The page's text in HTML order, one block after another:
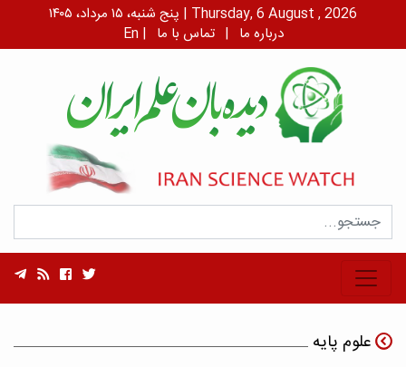
پنج شنبه، ۱۵ مرداد، ۱۴۰۵ | Thursday, 6 August , 2026
En | درباره ما | تماس با ما
علوم پایه